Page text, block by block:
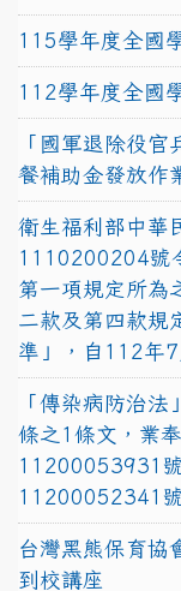
115學年度全國
112學年度全國
「國軍退除役
餐補助金發放作
衛生福利部中華
1110200204號
第一項規定所為
二款及第四款規
準」，自112年7
「傳染病防治
條之1條文，業
11200053931
11200052341
台灣黑熊保育協
到校講座